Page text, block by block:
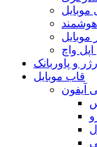
موبایل
موبایل
اپل واچ
و پاوربانک
قاب موبایل
آیفون